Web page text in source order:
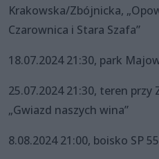
Krakowska/Zbójnicka,
Czarownica i Stara Szafa”
18.07.2024 21:30, park
25.07.2024 21:30, teren przy
„Gwiazd naszych wina”
8.08.2024 21:00, boisko SP